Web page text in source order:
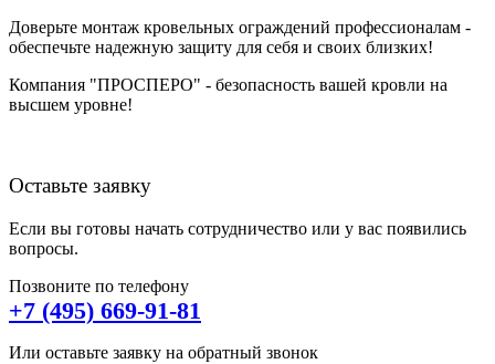
Доверьте монтаж кровельных ограждений профессионалам -
обеспечьте надежную защиту для себя и своих близких!
Компания "ПРОСПЕРО" - безопасность вашей кровли на
высшем уровне!
Оставьте заявку
Если вы готовы начать сотрудничество или у вас появились
вопросы.
Позвоните по телефону
+7 (495) 669-91-81
Или оставьте заявку на обратный звонок